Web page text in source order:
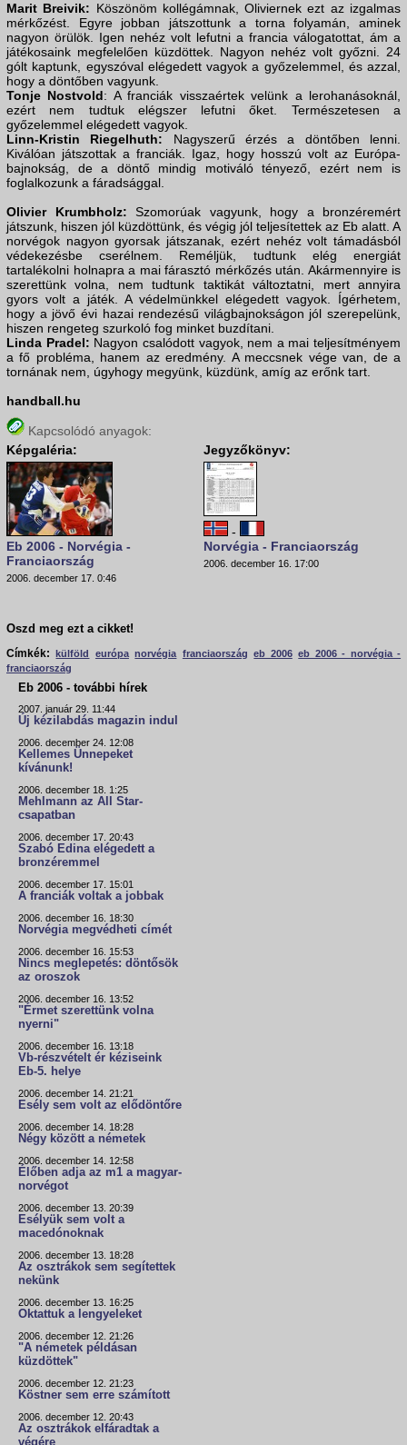
Marit Breivik: Köszönöm kollégámnak, Oliviernek ezt az izgalmas
mérkőzést. Egyre jobban játszottunk a torna folyamán, aminek
nagyon örülök. Igen nehéz volt lefutni a francia válogatottat, ám a
játékosaink megfelelően küzdöttek. Nagyon nehéz volt győzni. 24
gólt kaptunk, egyszóval elégedett vagyok a győzelemmel, és azzal,
hogy a döntőben vagyunk.
Tonje Nostvold: A franciák visszaértek velünk a lerohanásoknál,
ezért nem tudtuk elégszer lefutni őket. Természetesen a
győzelemmel elégedett vagyok.
Linn-Kristin Riegelhuth: Nagyszerű érzés a döntőben lenni.
Kiválóan játszottak a franciák. Igaz, hogy hosszú volt az Európa-
bajnokság, de a döntő mindig motiváló tényező, ezért nem is
foglalkozunk a fáradsággal.
Olivier Krumbholz: Szomorúak vagyunk, hogy a bronzéremért
játszunk, hiszen jól küzdöttünk, és végig jól teljesítettek az Eb alatt. A
norvégok nagyon gyorsak játszanak, ezért nehéz volt támadásból
védekezésbe cserélnem. Reméljük, tudtunk elég energiát
tartalékolni holnapra a mai fárasztó mérkőzés után. Akármennyire is
szerettünk volna, nem tudtunk taktikát változtatni, mert annyira
gyors volt a játék. A védelmünkkel elégedett vagyok. Ígérhetem,
hogy a jövő évi hazai rendezésű világbajnokságon jól szerepelünk,
hiszen rengeteg szurkoló fog minket buzdítani.
Linda Pradel: Nagyon csalódott vagyok, nem a mai teljesítményem
a fő probléma, hanem az eredmény. A meccsnek vége van, de a
tornának nem, úgyhogy megyünk, küzdünk, amíg az erőnk tart.
handball.hu
Kapcsolódó anyagok:
Képgaléria:
Eb 2006 - Norvégia -
Franciaország
2006. december 17. 0:46
Jegyzőkönyv:
-
Norvégia - Franciaország
2006. december 16. 17:00
Oszd meg ezt a cikket!
Címkék:
külföld európa norvégia franciaország eb 2006 eb 2006 - norvégia -
franciaország
Eb 2006 - további hírek
2007. január 29. 11:44
Új kézilabdás magazin indul
2006. december 24. 12:08
Kellemes Ünnepeket
kívánunk!
2006. december 18. 1:25
Mehlmann az All Star-
csapatban
2006. december 17. 20:43
Szabó Edina elégedett a
bronzéremmel
2006. december 17. 15:01
A franciák voltak a jobbak
2006. december 16. 18:30
Norvégia megvédheti címét
2006. december 16. 15:53
Nincs meglepetés: döntősök
az oroszok
2006. december 16. 13:52
"Érmet szerettünk volna
nyerni"
2006. december 16. 13:18
Vb-részvételt ér kéziseink
Eb-5. helye
2006. december 14. 21:21
Esély sem volt az elődöntőre
2006. december 14. 18:28
Négy között a németek
2006. december 14. 12:58
Élőben adja az m1 a magyar-
norvégot
2006. december 13. 20:39
Esélyük sem volt a
macedónoknak
2006. december 13. 18:28
Az osztrákok sem segítettek
nekünk
2006. december 13. 16:25
Oktattuk a lengyeleket
2006. december 12. 21:26
"A németek példásan
küzdöttek"
2006. december 12. 21:23
Köstner sem erre számított
2006. december 12. 20:43
Az osztrákok elfáradtak a